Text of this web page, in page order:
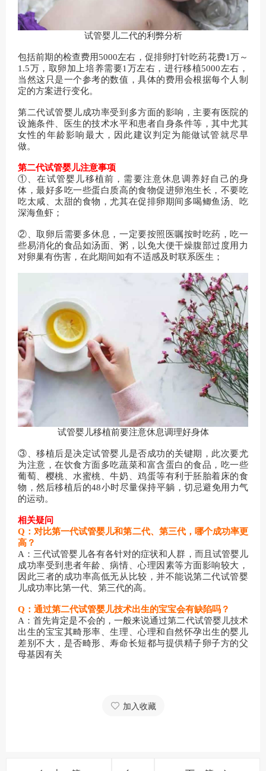
试管婴儿二代的利弊分析
包括前期的检查费用5000左右，促排卵打针吃药花费1万～
1.5万，取卵加上培养需要1万左右，进行移植5000左右，
当然这只是一个参考的数值，具体的费用会根据每个人制
定的方案进行变化。
第二代试管婴儿成功率受到多方面的影响，主要有医院的
设施条件、医生的技术水平和患者自身条件等，其中尤其
女性的年龄影响最大，因此建议判定为能做试管就尽早
做。
第二代试管婴儿注意事项
①、在试管婴儿移植前，需要注意休息调养好自己的身
体，最好多吃一些蛋白质高的食物促进卵泡生长，不要吃
吃太咸、太甜的食物，尤其在促排卵期间多喝鲫鱼汤、吃
深海鱼虾；
②、取卵后需要多休息，一定要按照医嘱按时吃药，吃一
些易消化的食品如汤面、粥，以免大便干燥腹部过度用力
对卵巢有伤害，在此期间如有不适感及时联系医生；
试管婴儿移植前要注意休息调理好身体
③、移植后是决定试管婴儿是否成功的关键期，此次要尤
为注意，在饮食方面多吃蔬菜和富含蛋白的食品，吃一些
葡萄、樱桃、水蜜桃、牛奶、鸡蛋等有利于胚胎着床的食
物，然后移植后的48小时尽量保持平躺，切忌避免用力气
的运动。
相关疑问
Q：对比第一代试管婴儿和第二代、第三代，哪个成功率更
高？
A：三代试管婴儿各有各针对的症状和人群，而且试管婴儿
成功率受到患者年龄、病情、心理因素等方面影响较大，
因此三者的成功率高低无从比较，并不能说第二代试管婴
儿成功率比第一代、第三代的高。
Q：通过第二代试管婴儿技术出生的宝宝会有缺陷吗？
A：首先肯定是不会的，一般来说通过第二代试管婴儿技术
出生的宝宝其畸形率、生理、心理和自然怀孕出生的婴儿
差别不大，是否畸形、寿命长短都与提供精子卵子方的父
母基因有关
加入收藏